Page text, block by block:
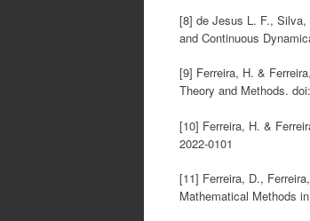
[8] de Jesus L. F., Silva,
and Continuous
[9] Ferreira, H. &
Theory and Methods.
[10] Ferreira, H. &
2022-0101
[11] Ferreira, D.,
Mathematical Methods